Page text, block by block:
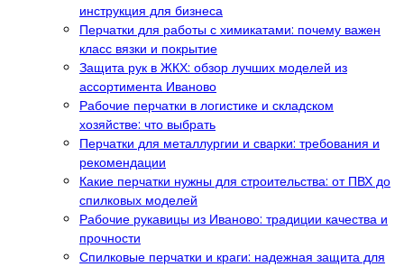
инструкция для бизнеса
Перчатки для работы с химикатами: почему важен
класс вязки и покрытие
Защита рук в ЖКХ: обзор лучших моделей из
ассортимента Иваново
Рабочие перчатки в логистике и складском
хозяйстве: что выбрать
Перчатки для металлургии и сварки: требования и
рекомендации
Какие перчатки нужны для строительства: от ПВХ до
спилковых моделей
Рабочие рукавицы из Иваново: традиции качества и
прочности
Спилковые перчатки и краги: надежная защита для